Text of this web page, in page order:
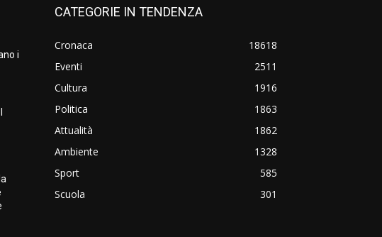
i
CATEGORIE IN TENDENZA
Cronaca
18618
Eventi
2511
Cultura
1916
Politica
1863
Attualità
1862
Ambiente
1328
Sport
585
Scuola
301